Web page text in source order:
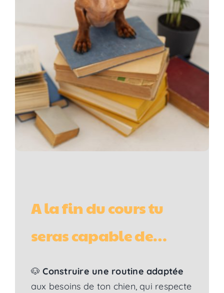
A la fin du cours tu
seras capable de…
🐶Construire une routine adaptée
aux besoins de ton chien, qui respecte